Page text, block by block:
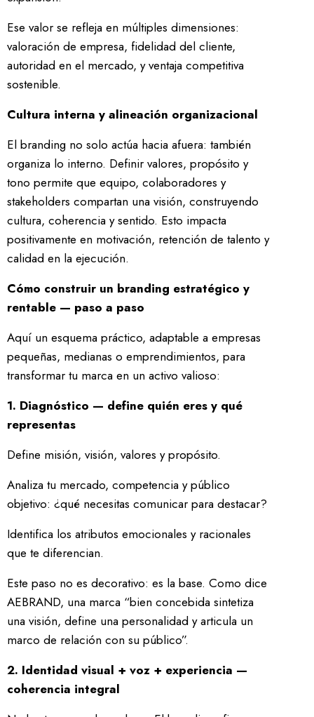
Ese valor se refleja en múltiples dimensiones:
valoración de empresa, fidelidad del cliente,
autoridad en el mercado, y ventaja competitiva
sostenible.
Cultura interna y alineación organizacional
El branding no solo actúa hacia afuera: también
organiza lo interno. Definir valores, propósito y
tono permite que equipo, colaboradores y
stakeholders compartan una visión, construyendo
cultura, coherencia y sentido. Esto impacta
positivamente en motivación, retención de talento y
calidad en la ejecución.
Cómo construir un branding estratégico y
rentable — paso a paso
Aquí un esquema práctico, adaptable a empresas
pequeñas, medianas o emprendimientos, para
transformar tu marca en un activo valioso:
1. Diagnóstico — define quién eres y qué
representas
Define misión, visión, valores y propósito.
Analiza tu mercado, competencia y público
objetivo: ¿qué necesitas comunicar para destacar?
Identifica los atributos emocionales y racionales
que te diferencian.
Este paso no es decorativo: es la base. Como dice
AEBRAND, una marca “bien concebida sintetiza
una visión, define una personalidad y articula un
marco de relación con su público”.
2. Identidad visual + voz + experiencia —
coherencia integral